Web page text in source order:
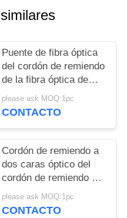
Puente de fibra óptica
del cordón de remiendo
de la fibra óptica de
G657A1 G657A2
G652D
please ask MOQ:1pc
CONTACTO
Cordón de remiendo a
dos caras óptico del
cordón de remiendo de
LSZH SM OM2 OM3
OM5 FTTX
please ask MOQ:1pc
CONTACTO